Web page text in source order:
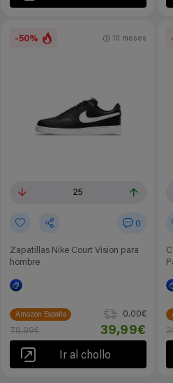
-50%
25
0
Zapatillas Nike Court Vision para
hombre
10 meses
Amazon España
0.00€
79,99€
39,99€
Ir al chollo